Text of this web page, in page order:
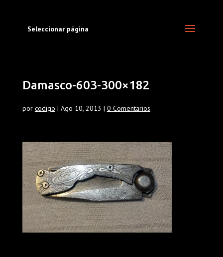
Seleccionar página
Damasco-603-300×182
por codigo | Ago 10, 2013 | 0 Comentarios